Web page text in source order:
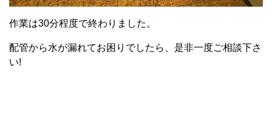
作業は30分程度で終わりました。
配管から水が漏れてお困りでしたら、是非一度ご相談下さ
い!